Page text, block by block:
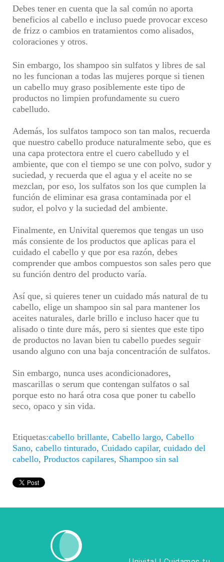
Debes tener en cuenta que la sal común no aporta
beneficios al cabello e incluso puede provocar exceso
de frizz o cambios en tratamientos como alisados,
coloraciones y otros.
Sin embargo, los shampoo sin sulfatos y libres de sal
no les funcionan a todas las mujeres porque si tienen
un cabello muy graso posiblemente este tipo de
productos no limpien profundamente su cuero
cabelludo.
Además, los sulfatos tampoco son tan malos, recuerda
que nuestro cabello produce naturalmente sebo, que es
una capa protectora entre el cuero cabelludo y el
ambiente, que con el tiempo se une con polvo, sudor y
suciedad, y recuerda que el agua y el aceite no se
mezclan, por eso, los sulfatos son los que cumplen la
función de eliminar esa grasa contaminada por el
sudor, el polvo y la suciedad del ambiente.
Finalmente, en Univital queremos que tengas un uso
más consiente de los productos que aplicas para el
cuidado el cabello y que por esa razón, debes
comprender que ambos compuestos son sales pero que
su función dentro del producto varía.
Así que, si quieres tener un cuidado más natural de tu
cabello, elige un shampoo sin sal para mantener los
aceites naturales, darle brillo e incluso hacer que tu
alisado o tinte dure más, pero si sientes que este tipo
de productos no lavan bien tu cabello puedes seguir
usando alguno con una baja concentración de sulfatos.
Sin embargo, nunca uses acondicionadores,
mascarillas o serum que contengan sulfatos o sal
porque esto no hará otra cosa que poner tu cabello
seco, opaco y sin vida.
Etiquetas:cabello brillante, Cabello largo, Cabello
Sano, cabello tinturado, Cuidado capilar, cuidado del
cabello, Productos capilares, Shampoo sin sal